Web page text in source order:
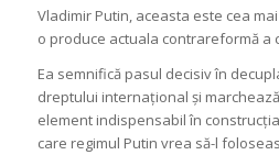
Vladimir Putin, aceasta este cea
o produce actuala contrareformă a
Ea semnifică pasul decisiv în
dreptului internațional și
element indispensabil în
care regimul Putin vrea să-l